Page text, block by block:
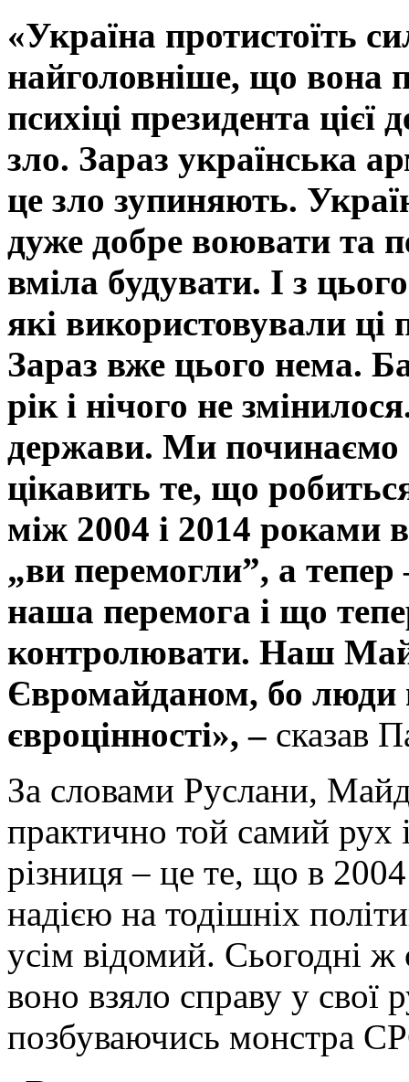
«Україна протистоїть
найголовніше, що вона
психіці президента цієї
зло. Зараз українська
це зло зупиняють.
дуже добре воювати та
вміла будувати. І з
які використовували ці
Зараз вже цього нема.
рік і нічого не
держави. Ми починаємо
цікавить те, що
між 2004 і 2014 роками
„ви перемогли”, а
наша перемога і що
контролювати. Наш
Євромайданом, бо люди
євроцінності», – сказав
За словами Руслани,
практично той самий рух
різниця – це те, що в
надією на тодішніх
усім відомий. Сьогодні ж
воно взяло справу у свої
позбуваючись монстра